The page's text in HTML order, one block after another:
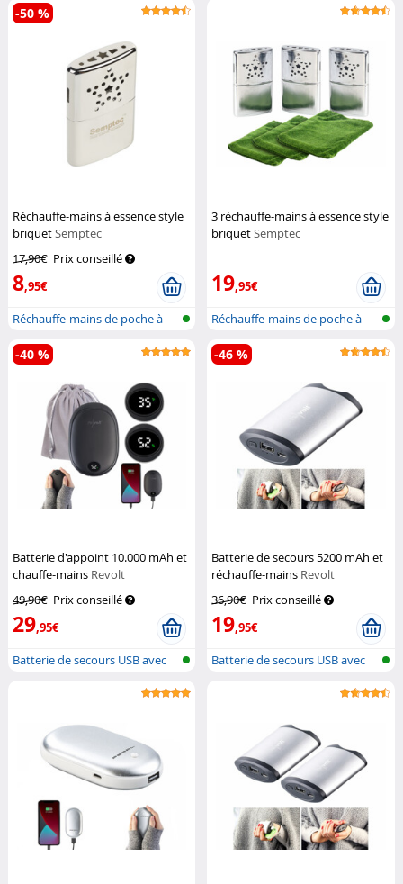
Réchauffe-mains à essence style
briquetSemptec
17,90€ Prix conseillé
8,95€
-50 %
Réchauffe-mains de poche à
essence...
3 réchauffe-mains à essence style
briquetSemptec
19,95€
Réchauffe-mains de poche à
essence...
Batterie d'appoint 10.000 mAh et
chauffe-mains Revolt
49,90€ Prix conseillé
29,95€
-40 %
Batterie de secours USB avec
Batterie de secours 5200 mAh et
réchauffe-mains Revolt
36,90€ Prix conseillé
19,95€
-46 %
Batterie de secours USB avec